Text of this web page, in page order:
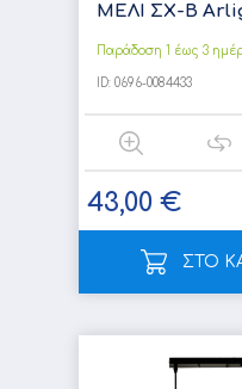
ΜΕΛΙ ΣΧ-B
Παράδοση 1 έως 3
ID:0696-0084433
43,00 €
ΣΤΟ